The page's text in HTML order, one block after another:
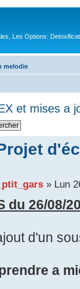
Les Options:
melodie
et mises a
» Lun
du 26/08/
d'un
a